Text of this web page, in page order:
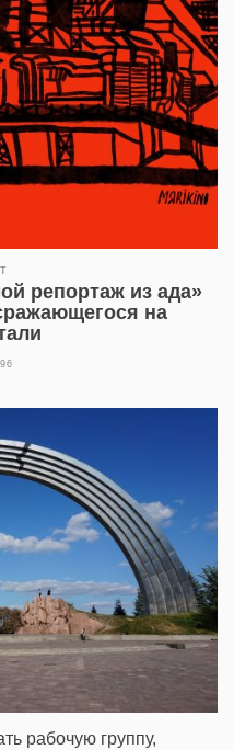
репортаж из ада»
на
рабочую группу,